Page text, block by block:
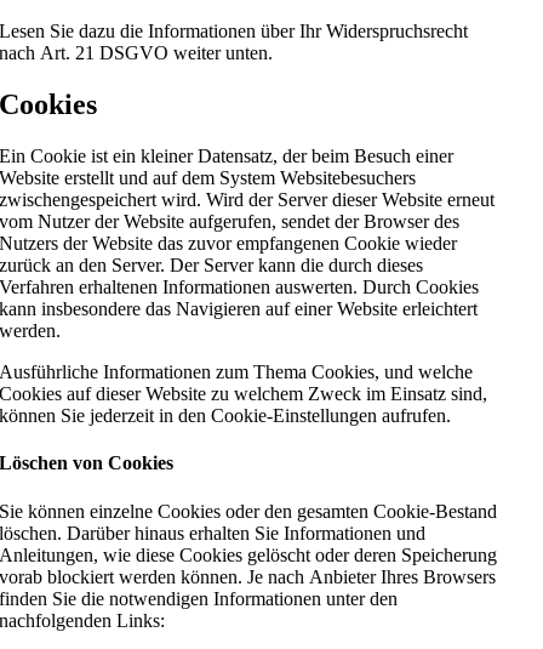
Lesen Sie dazu die Informationen über Ihr Widerspruchsrecht
nach Art. 21 DSGVO weiter unten.
Cookies
Ein Cookie ist ein kleiner Datensatz, der beim Besuch einer
Website erstellt und auf dem System Websitebesuchers
zwischengespeichert wird. Wird der Server dieser Website erneut
vom Nutzer der Website aufgerufen, sendet der Browser des
Nutzers der Website das zuvor empfangenen Cookie wieder
zurück an den Server. Der Server kann die durch dieses
Verfahren erhaltenen Informationen auswerten. Durch Cookies
kann insbesondere das Navigieren auf einer Website erleichtert
werden.
Ausführliche Informationen zum Thema Cookies, und welche
Cookies auf dieser Website zu welchem Zweck im Einsatz sind,
können Sie jederzeit in den Cookie-Einstellungen aufrufen.
Löschen von Cookies
Sie können einzelne Cookies oder den gesamten Cookie-Bestand
löschen. Darüber hinaus erhalten Sie Informationen und
Anleitungen, wie diese Cookies gelöscht oder deren Speicherung
vorab blockiert werden können. Je nach Anbieter Ihres Browsers
finden Sie die notwendigen Informationen unter den
nachfolgenden Links: